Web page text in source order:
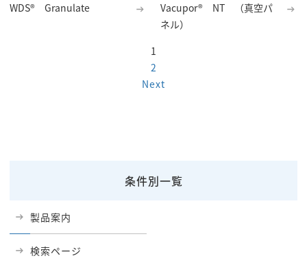
条件別一覧
製品案内
検索ページ
WDS® Granulate
Vacupor® NT （真空パ
ネル）
1
2
Next